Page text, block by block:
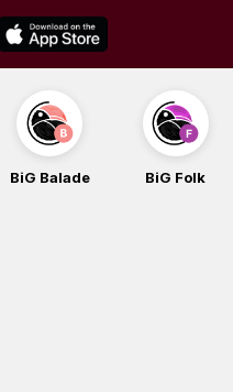
BiG Balade BiG Folk